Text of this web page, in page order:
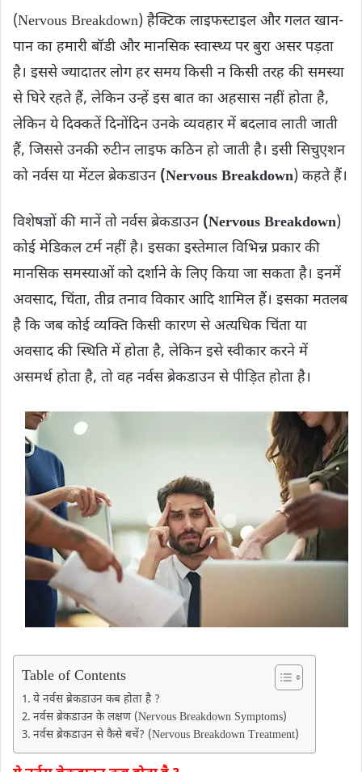
(Nervous Breakdown) हैक्टिक लाइफस्टाइल और गलत खान-
पान का हमारी बॉडी और मानसिक स्वास्थ्य पर बुरा असर पड़ता
है। इससे ज्यादातर लोग हर समय किसी न किसी तरह की समस्या
से घिरे रहते हैं, लेकिन उन्हें इस बात का अहसास नहीं होता है,
लेकिन ये दिक्कतें दिनोंदिन उनके व्यवहार में बदलाव लाती जाती
हैं, जिससे उनकी रुटीन लाइफ कठिन हो जाती है। इसी सिचुएशन
को नर्वस या मेंटल ब्रेकडाउन (Nervous Breakdown) कहते हैं।
विशेषज्ञों की मानें तो नर्वस ब्रेकडाउन (Nervous Breakdown)
कोई मेडिकल टर्म नहीं है। इसका इस्तेमाल विभिन्न प्रकार की
मानसिक समस्याओं को दर्शाने के लिए किया जा सकता है। इनमें
अवसाद, चिंता, तीव्र तनाव विकार आदि शामिल हैं। इसका मतलब
है कि जब कोई व्यक्ति किसी कारण से अत्यधिक चिंता या
अवसाद की स्थिति में होता है, लेकिन इसे स्वीकार करने में
असमर्थ होता है, तो वह नर्वस ब्रेकडाउन से पीड़ित होता है।
Table of Contents
ये नर्वस ब्रेकडाउन कब होता है ?
नर्वस ब्रेकडाउन के लक्षण (Nervous Breakdown Symptoms)
नर्वस ब्रेकडाउन से कैसे बचें? (Nervous Breakdown Treatment)